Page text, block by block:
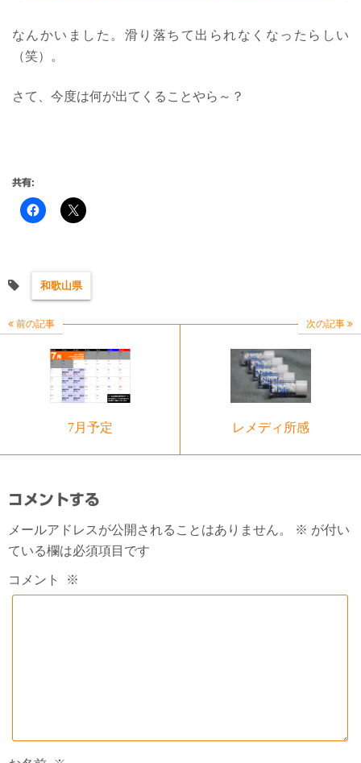
なんかいました。滑り落ちて出られなくなったらしい
（笑）。
さて、今度は何が出てくることやら～？
共有:
和歌山県
前の記事
7月予定
次の記事
レメディ所感
コメントする
メールアドレスが公開されることはありません。 ※ が付い
ている欄は必須項目です
コメント ※